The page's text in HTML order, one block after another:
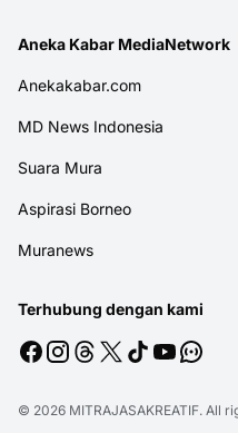
Aneka Kabar MediaNetwork
Anekakabar.com
MD News Indonesia
Suara Mura
Aspirasi Borneo
Muranews
Terhubung dengan kami
© 2026 MITRAJASAKREATIF. All